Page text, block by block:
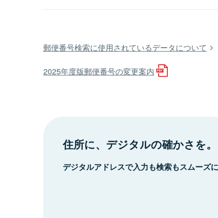
郵便番号検索に使用されているデータについて
2025年度版郵便番号の変更案内
住所に、デジタルの確かさを。
デジタルアドレスで入力も検索もスムーズ